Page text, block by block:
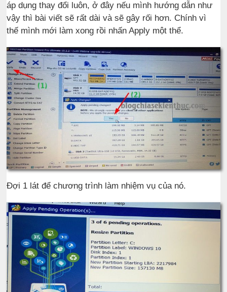
áp dụng thay đổi luôn, ở đây nếu mình hướng dẫn như
vậy thì bài viết sẽ rất dài và sẽ gây rối hơn. Chính vì
thế mình mới làm xong rồi nhấn Apply một thể.
Đợi 1 lát để chương trình làm nhiệm vụ của nó.